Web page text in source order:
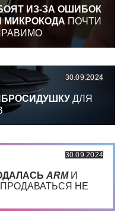
ИЗ-ЗА ОШИБОК
МИКРОКОДА ПОЧТИ
30.09.2024
ДЛЯ
30.09.2024
ARMИ
НЕ